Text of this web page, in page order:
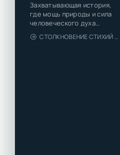
Захватывающая история,
где мощь природы и сила
человеческого духа
сплетаются в напряжённый
и
СТОЛКНОВЕНИЕ СТИХИЙ - ВАЛЕРИЙ ГУМИНСКИЙ